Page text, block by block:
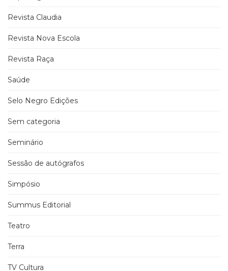
Revista Claudia
Revista Nova Escola
Revista Raça
Saúde
Selo Negro Edições
Sem categoria
Seminário
Sessão de autógrafos
Simpósio
Summus Editorial
Teatro
Terra
TV Cultura